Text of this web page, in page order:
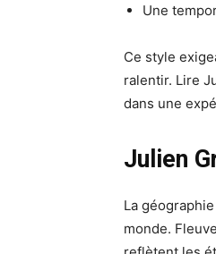
Une
Ce style
ralentir. Lire
dans une
Julien
La
monde.